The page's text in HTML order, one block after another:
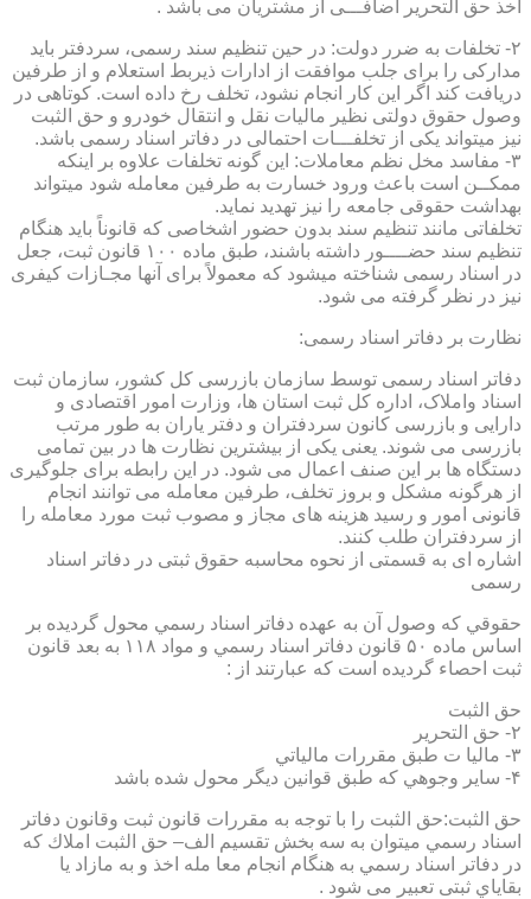
اخذ حق التحریر اضافـــی از مشتریان می باشد .
۲- تخلفات به ضرر دولت: در حین تنظیم سند رسمی، سردفتر باید
مدارکی را برای جلب موافقت از ادارات ذیربط استعلام و از طرفین
دریافت کند اگر این کار انجام نشود، تخلف رخ داده است. کوتاهی در
وصول حقوق دولتی نظیر مالیات نقل و انتقال خودرو و حق الثبت
نیز میتواند یکی از تخلفـــات احتمالی در دفاتر اسناد رسمی باشد.
۳- مفاسد مخل نظم معاملات: این گونه تخلفات علاوه بر اینکه
ممکــن است باعث ورود خسارت به طرفین معامله شود میتواند
بهداشت حقوقی جامعه را نیز تهدید نماید.
تخلفاتی مانند تنظیم سند بدون حضور اشخاصی که قانوناً باید هنگام
تنظیم سند حضــــور داشته باشند، طبق ماده ۱۰۰ قانون ثبت، جعل
در اسناد رسمی شناخته میشود که معمولاً برای آنها مجـازات کیفری
نیز در نظر گرفته می شود.
نظارت بر دفاتر اسناد رسمی:
دفاتر اسناد رسمی توسط سازمان بازرسی کل کشور، سازمان ثبت
اسناد واملاک، اداره کل ثبت استان ها، وزارت امور اقتصادی و
دارایی و بازرسی کانون سردفتران و دفتر یاران به طور مرتب
بازرسی می شوند. یعنی یکی از بیشترین نظارت ها در بین تمامی
دستگاه ها بر این صنف اعمال می شود. در این رابطه برای جلوگیری
از هرگونه مشکل و بروز تخلف، طرفین معامله می توانند انجام
قانونی امور و رسید هزینه های مجاز و مصوب ثبت مورد معامله را
از سردفتران طلب کنند.
اشاره ای به قسمتی از نحوه محاسبه حقوق ثبتی در دفاتر اسناد
رسمی
حقوقي كه وصول آن به عهده دفاتر اسناد رسمي محول گرديده بر
اساس ماده ۵۰ قانون دفاتر اسناد رسمي و مواد ۱۱۸ به بعد قانون
ثبت احصاء گرديده است كه عبارتند از :
حق الثبت
۲- حق التحرير
۳- ماليا ت طبق مقررات مالياتي
۴- ساير وجوهي كه طبق قوانين ديگر محول شده باشد
حق الثبت:حق الثبت را با توجه به مقررات قانون ثبت وقانون دفاتر
اسناد رسمي ميتوان به سه بخش تقسيم الف– حق الثبت املاك كه
در دفاتر اسناد رسمي به هنگام انجام معا مله اخذ و به مازاد يا
بقاياي ثبتی تعبیر می شود .